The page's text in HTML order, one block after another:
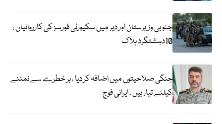
جنوبی وزیرستان اور دیر میں سکیورٹی فورسز کی کارروائیاں ،
10دہشتگرد ہلاک
جنگی صلاحیتوں میں اضافہ کر دیا ، ہر خطرے سے نمٹنے
کیلئے تیار ہیں ، ایرانی فوج